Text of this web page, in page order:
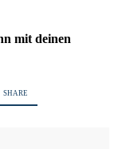
mit deinen
SHARE